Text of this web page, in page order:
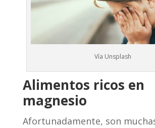
Vía Unsplash
Alimentos ricos en
magnesio
Afortunadamente, son